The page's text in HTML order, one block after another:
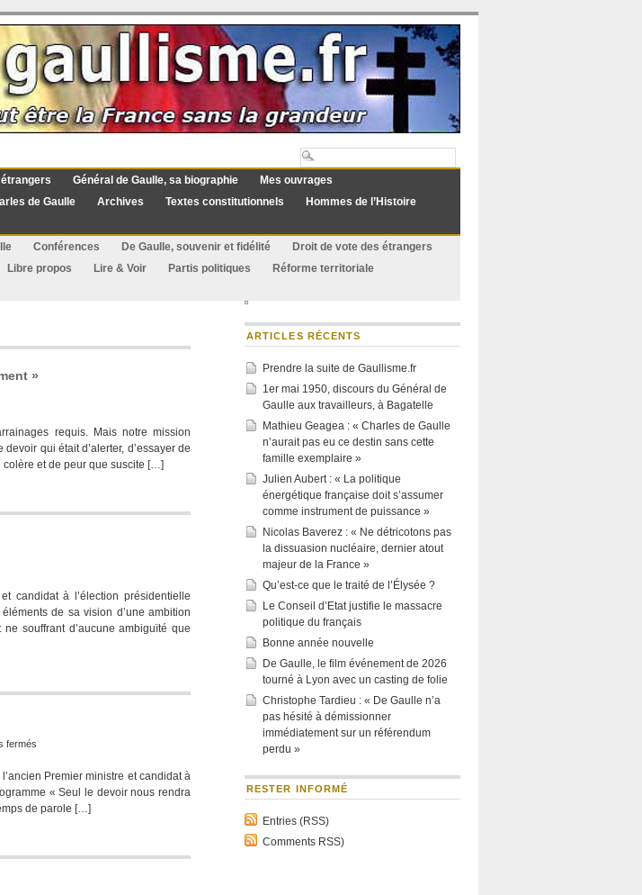
étrangers Général de Gaulle, sa biographie
Mes ouvrages
de Gaulle Archives Textes constitutionnels
Hommes de l’Histoire
Conférences De Gaulle, souvenir et fidélité
Droit de vote des étrangers
Libre propos Lire & Voir Partis politiques
Réforme territoriale
»
requis. Mais notre mission
qui était d’alerter, d’essayer de
colère et de peur que suscite […]
candidat à l’élection présidentielle
de sa vision d’une ambition
souffrant d’aucune ambiguïté que
fermés
nationale
s’imposera
affirme
Villepin
Premier ministre et candidat à
« Seul le devoir nous rendra
de parole […]
ARTICLES RÉCENTS
Prendre la suite de Gaullisme.fr
1er mai 1950, discours du Général de
Gaulle aux travailleurs, à Bagatelle
Mathieu Geagea : « Charles de Gaulle
n’aurait pas eu ce destin sans cette
famille exemplaire »
Julien Aubert : « La politique
énergétique française doit s’assumer
comme instrument de puissance »
Nicolas Baverez : « Ne détricotons pas
la dissuasion nucléaire, dernier atout
majeur de la France »
Qu’est-ce que le traité de l’Élysée ?
Le Conseil d’Etat justifie le massacre
politique du français
Bonne année nouvelle
De Gaulle, le film événement de 2026
tourné à Lyon avec un casting de folie
Christophe Tardieu : « De Gaulle n’a
pas hésité à démissionner
immédiatement sur un référendum
perdu »
RESTER INFORMÉ
Entries (RSS)
Comments RSS)